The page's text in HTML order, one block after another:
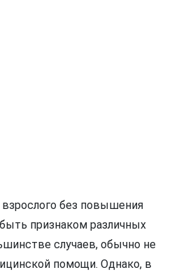
без повышения
признаком различных
случаев, обычно не
помощи. Однако, в